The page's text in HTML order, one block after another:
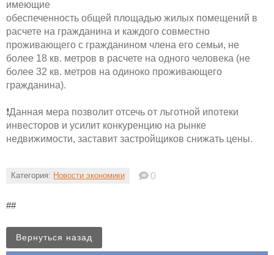
имеющие
обеспеченность общей площадью жилых помещений в
расчете на гражданина и каждого совместно
проживающего с гражданином члена его семьи, не
более 18 кв. метров в расчете на одного человека (не
более 32 кв. метров на одиноко проживающего
гражданина).
❗️Данная мера позволит отсечь от льготной ипотеки
инвесторов и усилит конкуренцию на рынке
недвижимости, заставит застройщиков снижать цены.
0
Категория: Новости экономики
##
Вернуться назад